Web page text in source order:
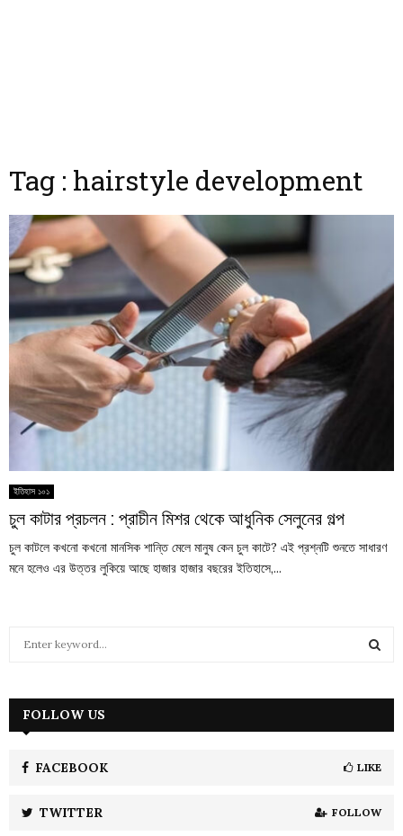
Tag : hairstyle development
ইতিহাস ১০১
চুল কাটার প্রচলন : প্রাচীন মিশর থেকে আধুনিক সেলুনের গল্প
চুল কাটলে কখনো কখনো মানসিক শান্তি মেলে মানুষ কেন চুল কাটে? এই প্রশ্নটি শুনতে সাধারণ
মনে হলেও এর উত্তর লুকিয়ে আছে হাজার হাজার বছরের ইতিহাসে,...
h
FOLLOW US
FACEBOOK LIKE
TWITTER FOLLOW